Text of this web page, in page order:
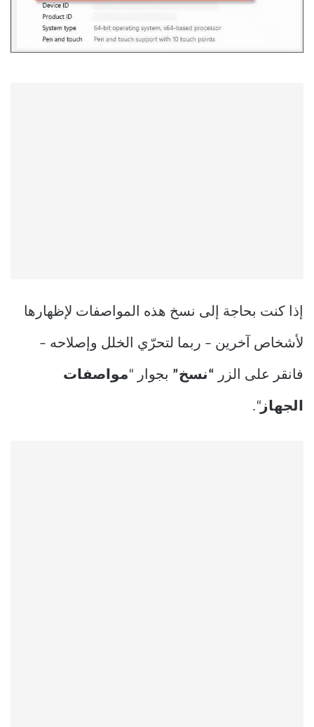
إذا كنت بحاجة إلى نسخ هذه المواصفات لإظهارها
لأشخاص آخرين – ربما لتحرّي الخلل وإصلاحه –
فانقر على الزر “نسخ” بجوار “مواصفات
الجهاز“.